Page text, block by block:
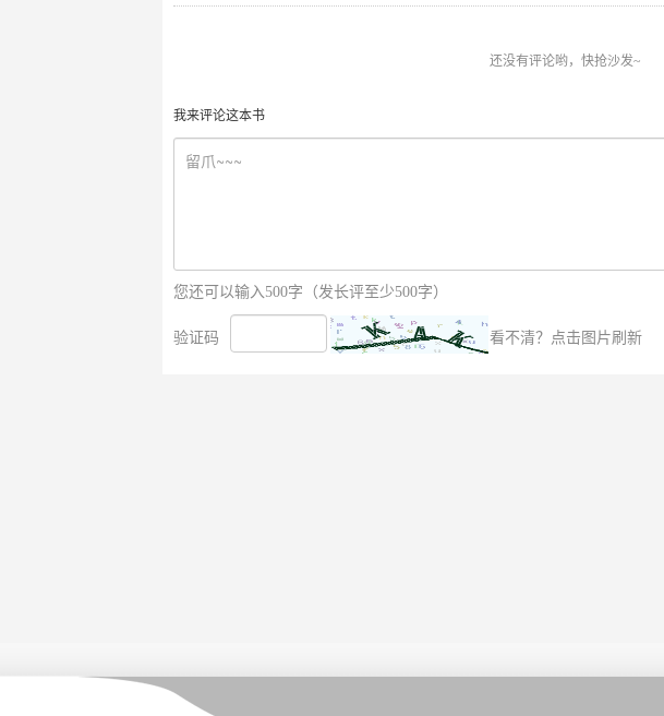
还没有评论哟，快抢沙发~
我来评论这本书
您还可以输入500字（发长评至少500字）
验证码 看不清？点击图片刷新